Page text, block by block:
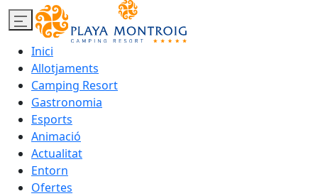
Inici
Allotjaments
Camping Resort
Gastronomia
Esports
Animació
Actualitat
Entorn
Ofertes